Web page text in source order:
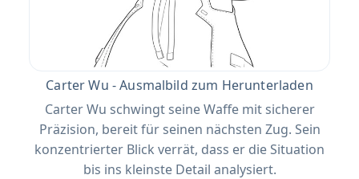
Carter Wu - Ausmalbild zum Herunterladen
Carter Wu schwingt seine Waffe mit sicherer
Präzision, bereit für seinen nächsten Zug. Sein
konzentrierter Blick verrät, dass er die Situation
bis ins kleinste Detail analysiert.